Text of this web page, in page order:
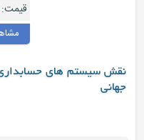
قیمت:
نقش سیستم های حسابداری
جهانی